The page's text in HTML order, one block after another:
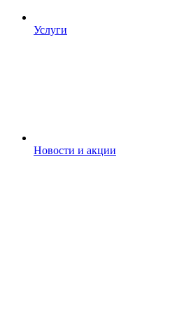
Услуги
Новости и акции